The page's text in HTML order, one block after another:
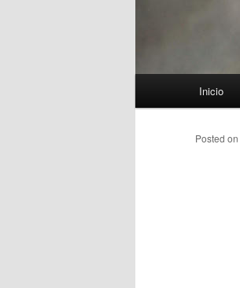
Inicio
Posted on